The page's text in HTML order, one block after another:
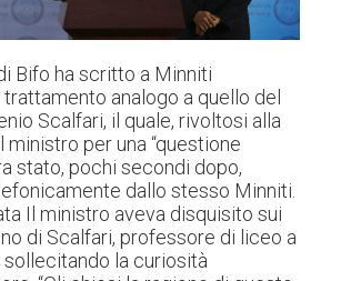
Bifo ha scritto a Minniti
analogo a quello del
Scalfari, il quale, rivoltosi alla
per una “questione
stato, pochi secondi dopo,
dallo stesso Minniti.
Il ministro aveva disquisito sui
di Scalfari, professore di liceo a
sollecitando la curiosità